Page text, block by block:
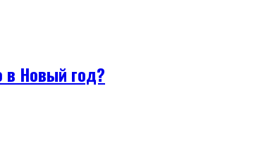
в Новый год?